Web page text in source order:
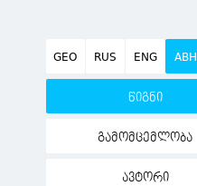
GEO RUS ENG ABH
წიგნი
გამომცემლობა
ავტორი